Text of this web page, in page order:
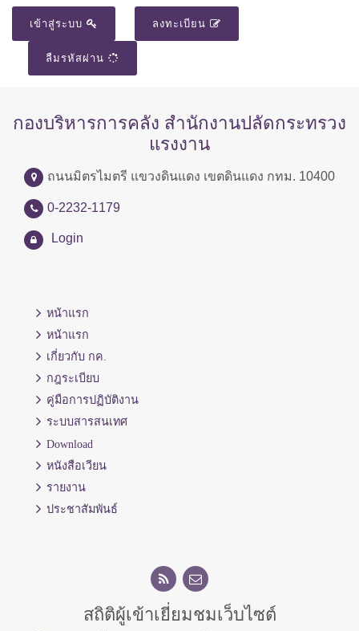
เข้าสู่ระบบ ลงทะเบียน
ลืมรหัสผ่าน
กองบริหารการคลัง สำนักงานปลัดกระทรวง
แรงงาน
ถนนมิตรไมตรี แขวงดินแดง เขตดินแดง กทม. 10400
0-2232-1179
Login
หน้าแรก
หน้าแรก
เกี่ยวกับ กค.
กฎระเบียบ
คู่มือการปฏิบัติงาน
ระบบสารสนเทศ
Download
หนังสือเวียน
รายงาน
ประชาสัมพันธ์
สถิติผู้เข้าเยี่ยมชมเว็บไซต์